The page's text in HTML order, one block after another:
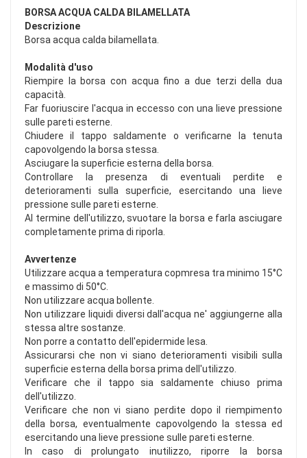
BORSA ACQUA CALDA BILAMELLATA
Descrizione
Borsa acqua calda bilamellata.
Modalità d'uso
Riempire la borsa con acqua fino a due terzi della dua
capacità.
Far fuoriuscire l'acqua in eccesso con una lieve pressione
sulle pareti esterne.
Chiudere il tappo saldamente o verificarne la tenuta
capovolgendo la borsa stessa.
Asciugare la superficie esterna della borsa.
Controllare la presenza di eventuali perdite e
deterioramenti sulla superficie, esercitando una lieve
pressione sulle pareti esterne.
Al termine dell'utilizzo, svuotare la borsa e farla asciugare
completamente prima di riporla.
Avvertenze
Utilizzare acqua a temperatura copmresa tra minimo 15°C
e massimo di 50°C.
Non utilizzare acqua bollente.
Non utilizzare liquidi diversi dall'acqua ne' aggiungerne alla
stessa altre sostanze.
Non porre a contatto dell'epidermide lesa.
Assicurarsi che non vi siano deterioramenti visibili sulla
superficie esterna della borsa prima dell'utilizzo.
Verificare che il tappo sia saldamente chiuso prima
dell'utilizzo.
Verificare che non vi siano perdite dopo il riempimento
della borsa, eventualmente capovolgendo la stessa ed
esercitando una lieve pressione sulle pareti esterne.
In caso di prolungato inutilizzo, riporre la borsa